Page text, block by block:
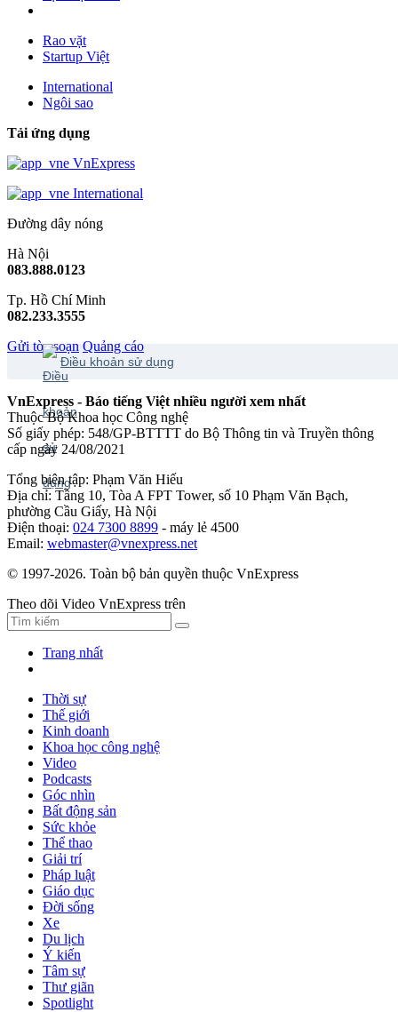
Rao vặt
Startup Việt
International
Ngôi sao
Tải ứng dụng
VnExpress
International
Đường dây nóng
Hà Nội
083.888.0123
Tp. Hồ Chí Minh
082.233.3555
Gửi tòa soạn Quảng cáo
Điều khoản sử dụng
VnExpress - Báo tiếng Việt nhiều người xem nhất
Thuộc Bộ Khoa học Công nghệ
Số giấy phép: 548/GP-BTTTT do Bộ Thông tin và Truyền thông
cấp ngày 24/08/2021
Tổng biên tập: Phạm Văn Hiếu
Địa chỉ: Tầng 10, Tòa A FPT Tower, số 10 Phạm Văn Bạch,
phường Cầu Giấy, Hà Nội
Điện thoại: 024 7300 8899 - máy lẻ 4500
Email: webmaster@vnexpress.net
© 1997-2026. Toàn bộ bản quyền thuộc VnExpress
Theo dõi Video VnExpress trên
Trang nhất
Thời sự
Thế giới
Kinh doanh
Khoa học công nghệ
Video
Podcasts
Góc nhìn
Bất động sản
Sức khỏe
Thể thao
Giải trí
Pháp luật
Giáo dục
Đời sống
Xe
Du lịch
Ý kiến
Tâm sự
Thư giãn
Spotlight